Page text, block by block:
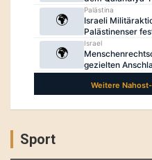
Sport